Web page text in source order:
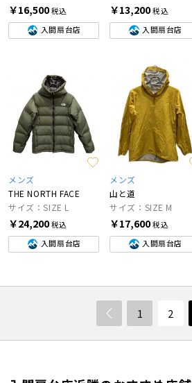
￥16,500税込
入間扇台店
￥13,200税込
入間扇台店
メンズ
THE NORTH FACE
サイズ：SIZE L
￥24,200税込
入間扇台店
メンズ
山と道
サイズ：SIZE M
￥17,600税込
入間扇台店
1 2